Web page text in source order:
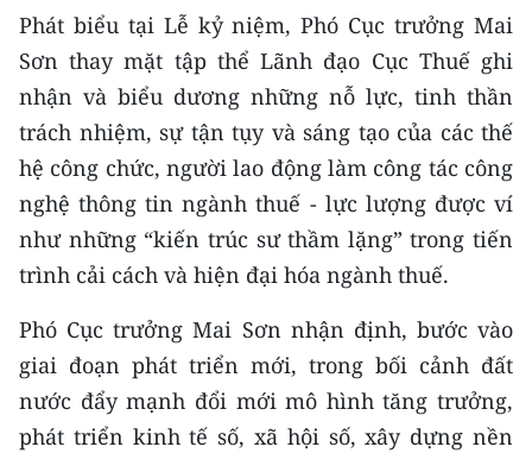
CÁC CHUYÊN TRANG
VỀ BÁO NHÂN DÂN
THỜI NAY
NHÂN DÂN CUỐI TUẦN
NHÂN DÂN HẰNG THÁNG
MUA BÁO
ĐỌC BÁO IN
Phát biểu tại Lễ kỷ niệm, Phó Cục trưởng Mai
Sơn thay mặt tập thể Lãnh đạo Cục Thuế ghi
nhận và biểu dương những nỗ lực, tinh thần
trách nhiệm, sự tận tụy và sáng tạo của các thế
hệ công chức, người lao động làm công tác công
nghệ thông tin ngành thuế - lực lượng được ví
như những “kiến trúc sư thầm lặng” trong tiến
trình cải cách và hiện đại hóa ngành thuế.
Phó Cục trưởng Mai Sơn nhận định, bước vào
giai đoạn phát triển mới, trong bối cảnh đất
nước đẩy mạnh đổi mới mô hình tăng trưởng,
phát triển kinh tế số, xã hội số, xây dựng nền